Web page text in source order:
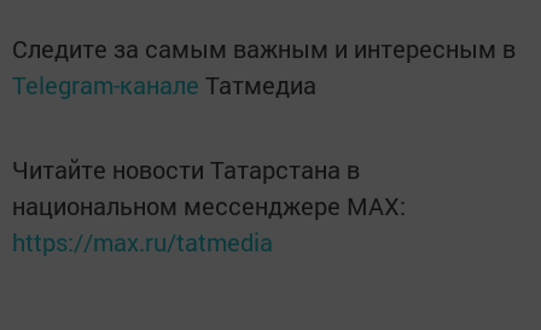
Следите за самым важным и интересным в
Telegram-канале Татмедиа
Читайте новости Татарстана в
национальном мессенджере MАХ:
https://max.ru/tatmedia